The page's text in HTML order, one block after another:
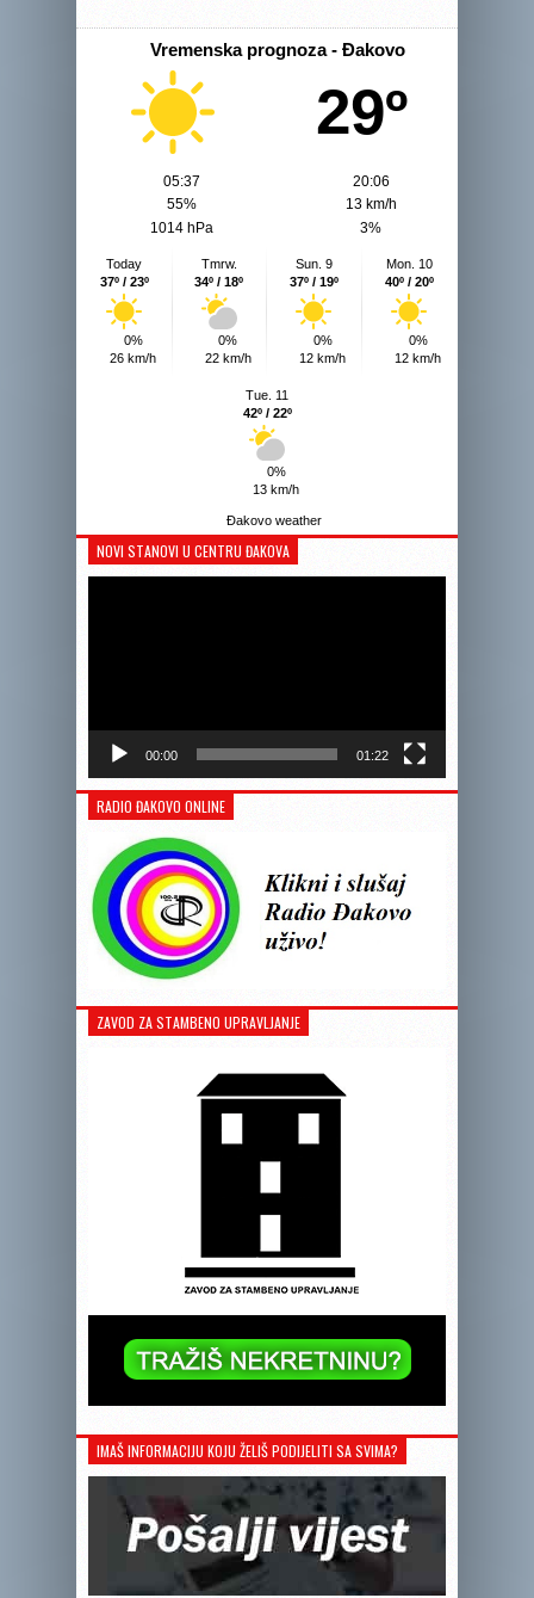
Vremenska prognoza - Đakovo
29º
05:37
20:06
55%
13 km/h
1014 hPa
3%
Today
37º / 23º
0%
26 km/h
Tmrw.
34º / 18º
0%
22 km/h
Sun. 9
37º / 19º
0%
12 km/h
Mon. 10
40º / 20º
0%
12 km/h
Tue. 11
42º / 22º
0%
13 km/h
Đakovo weather
NOVI STANOVI U CENTRU ĐAKOVA
00:00 01:22
RADIO ĐAKOVO ONLINE
ZAVOD ZA STAMBENO UPRAVLJANJE
IMAŠ INFORMACIJU KOJU ŽELIŠ PODIJELITI SA SVIMA?